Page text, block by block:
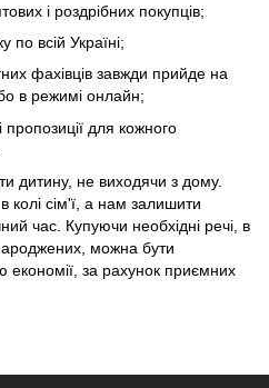
і роздрібних покупців;
по всій Україні;
фахівців завжди прийде на
в режимі онлайн;
пропозиції для кожного
дитину, не виходячи з дому.
колі сім'ї, а нам залишити
час. Купуючи необхідні речі, в
можна бути
економії, за рахунок приємних